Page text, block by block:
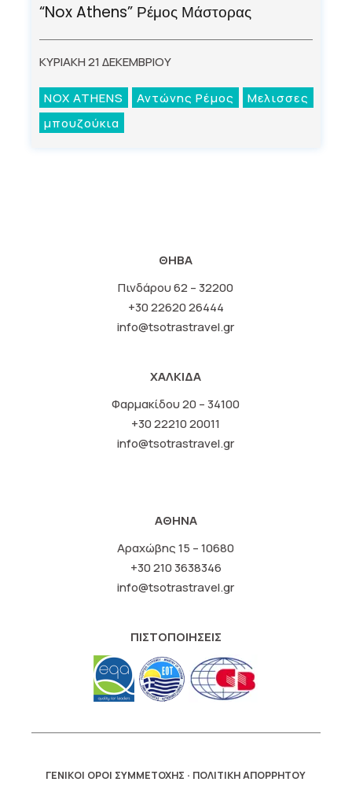
“Nox Athens” Ρέμος Μάστορας
ΚΥΡΙΑΚΗ 21 ΔΕΚΕΜΒΡΙΟΥ
NOX ATHENS Αντώνης Ρέμος
Μελισσες
μπουζούκια
ΘΗΒΑ
Πινδάρου 62 – 32200
+30 22620 26444
info@tsotrastravel.gr
ΧΑΛΚΙΔΑ
Φαρμακίδου 20 – 34100
+30 22210 20011
info@tsotrastravel.gr
ΑΘΗΝΑ
Αραχώβης 15 – 10680
+30 210 3638346
info@tsotrastravel.gr
ΠΙΣΤΟΠΟΙΗΣΕΙΣ
ΓΕΝΙΚΟΙ ΟΡΟΙ ΣΥΜΜΕΤΟΧΗΣ · ΠΟΛΙΤΙΚΗ ΑΠΟΡΡΗΤΟΥ